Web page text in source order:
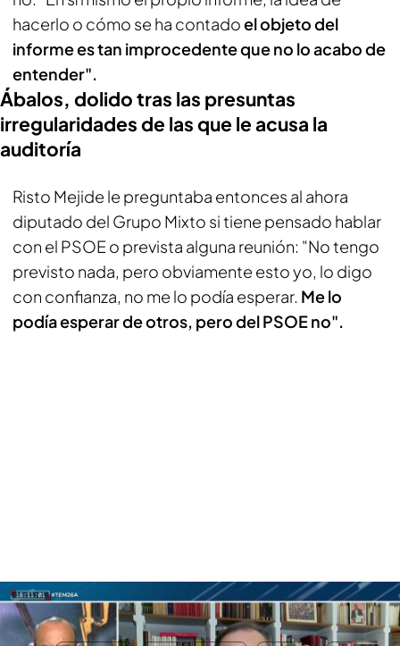
hacerlo o cómo se ha contadoel objeto del
informe es tan improcedente que no lo acabo de
entender".
Ábalos, dolido tras las presuntas
irregularidades de las que le acusa la
auditoría
Risto Mejide le preguntaba entonces al ahora
diputado del Grupo Mixto si tiene pensado hablar
con el PSOE o prevista alguna reunión: "No tengo
previsto nada, pero obviamente esto yo, lo digo
con confianza, no me lo podía esperar. Me lo
podía esperar de otros, pero del PSOE no".
José Luis Ábalos, dolido tras las presuntas irregularidades de las que le
acusa la auditoría de Transportes: "Del PSOE no me podía esperar esto"